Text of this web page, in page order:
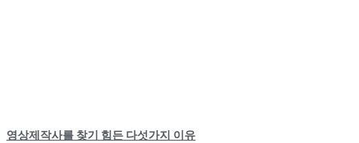
영상제작사를 찾기 힘든 다섯가지 이유